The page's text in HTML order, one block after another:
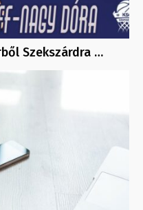
Szekszárdra …